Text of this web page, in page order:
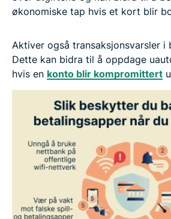
økonomiske tap hvis et kort blir
Aktiver også transaksjonsvarsler i
Dette kan bidra til å oppdage
hvis en konto blir kompromittert